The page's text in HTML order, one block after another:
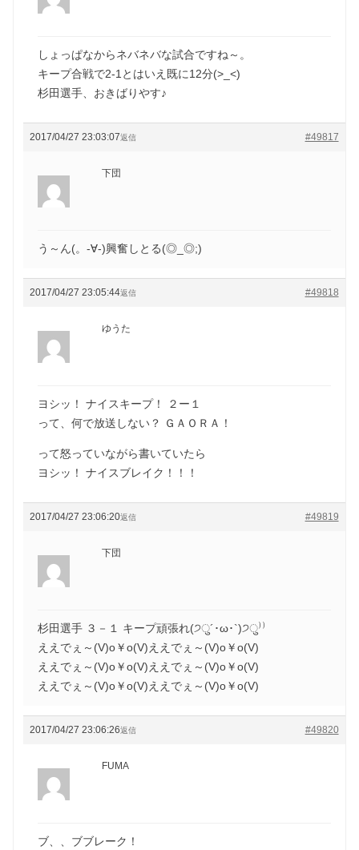
しょっぱなからネバネバな試合ですね～。
キープ合戦で2-1とはいえ既に12分(>_<)
杉田選手、おきばりやす♪
2017/04/27 23:03:07 #49817
返信
下団
う～ん(。-∀-)興奮しとる(◎_◎;)
2017/04/27 23:05:44 #49818
返信
ゆうた
ヨシッ！ ナイスキープ！ ２ー１
って、何で放送しない？ ＧＡＯＲＡ！
って怒っていながら書いていたら
ヨシッ！ ナイスブレイク！！！
2017/04/27 23:06:20 #49819
返信
下団
杉田選手 ３－１ キープ頑張れ(੭ु´･ω･`)੭ु⁾⁾
ええでぇ～(V)o￥o(V)ええでぇ～(V)o￥o(V)
ええでぇ～(V)o￥o(V)ええでぇ～(V)o￥o(V)
ええでぇ～(V)o￥o(V)ええでぇ～(V)o￥o(V)
2017/04/27 23:06:26 #49820
返信
FUMA
ブ、、ブブレーク！